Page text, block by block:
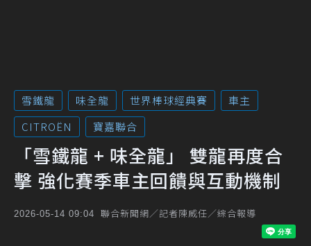
雪鐵龍 味全龍 世界棒球經典賽
車主
CITROËN
寶嘉聯合
「雪鐵龍 + 味全龍」 雙龍再度合
擊 強化賽季車主回饋與互動機制
2026-05-14 09:04 聯合新聞網／記者陳威任／綜合報導